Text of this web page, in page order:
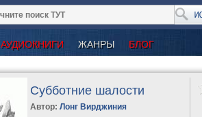
АУДИОКНИГИ ЖАНРЫ БЛОГ
Субботние шалости
Автор:Лонг Вирджиния